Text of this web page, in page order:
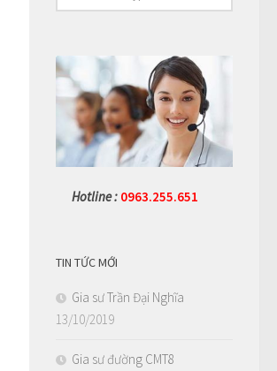
Hotline : 0963.255.651
TIN TỨC MỚI
Gia sư Trần Đại Nghĩa
13/10/2019
Gia sư đường CMT8